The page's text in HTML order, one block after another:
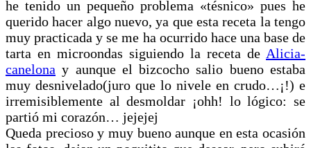
he tenido un pequeño problema «tésnico» pues he
querido hacer algo nuevo, ya que esta receta la tengo
muy practicada y se me ha ocurrido hace una base de
tarta en microondas siguiendo la receta de Alicia-
canelona y aunque el bizcocho salio bueno estaba
muy desnivelado(juro que lo nivele en crudo…¡!) e
irremisiblemente al desmoldar ¡ohh! lo lógico: se
partió mi corazón… jejejej
Queda precioso y muy bueno aunque en esta ocasión